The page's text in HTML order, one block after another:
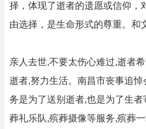
择，体现了逝者的遗愿或信仰，
由选择，是生命形式的尊重。和
亲人去世,不要太伤心难过,逝者
逝者,努力生活。南昌市丧事追
务是为了送别逝者,也是为了生
葬礼乐队,殡葬摄像等服务,殡葬